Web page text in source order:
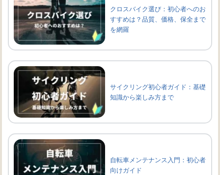
クロスバイク選び：初心者へのお
すすめは？品質、価格、保全まで
を網羅
サイクリング初心者ガイド：基礎
知識から楽しみ方まで
自転車メンテナンス入門：初心者
向けガイド